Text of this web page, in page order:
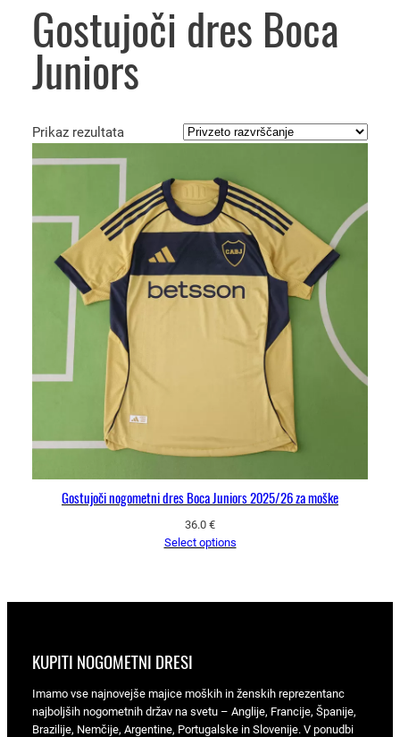
Gostujoči dres Boca
Juniors
Prikaz rezultata
Gostujoči nogometni dres Boca Juniors 2025/26 za moške
36.0 €
Select options
KUPITI NOGOMETNI DRESI
Imamo vse najnovejše majice moških in ženskih reprezentanc
najboljših nogometnih držav na svetu – Anglije, Francije, Španije,
Brazilije, Nemčije, Argentine, Portugalske in Slovenije. V ponudbi